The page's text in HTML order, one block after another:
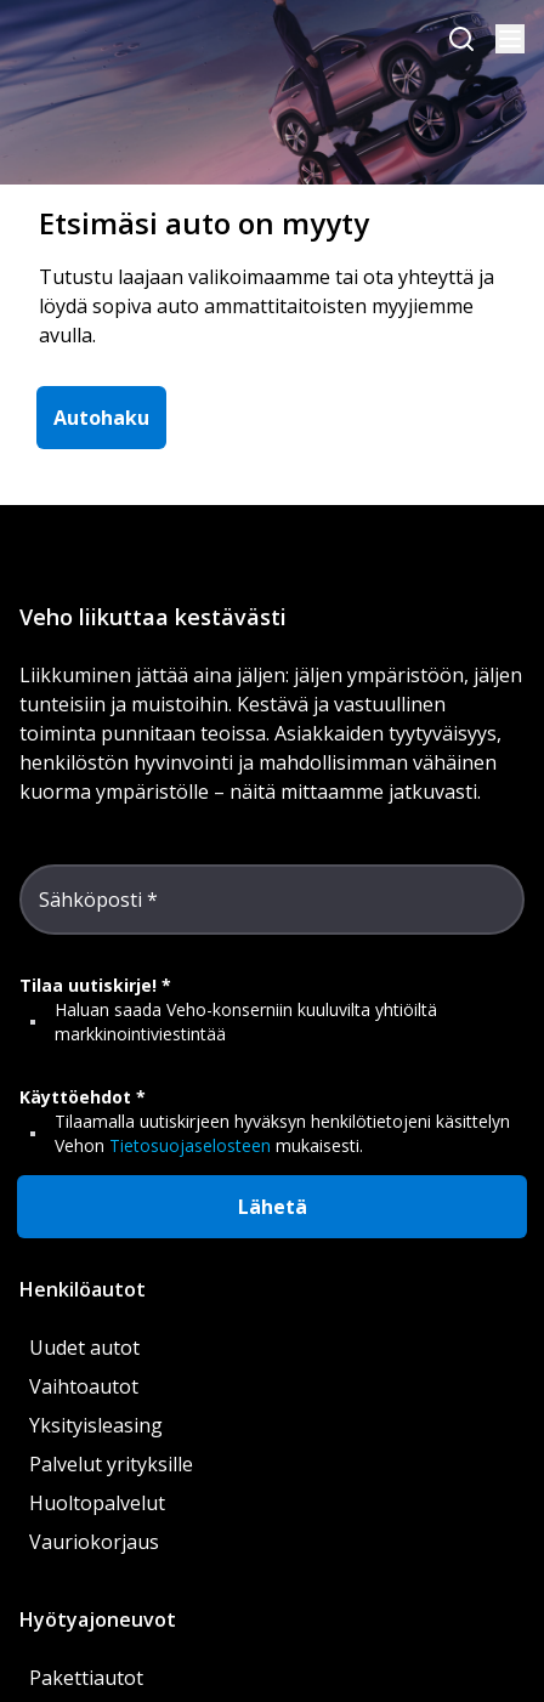
Etsimäsi auto on myyty
Tutustu laajaan valikoimaamme tai ota yhteyttä ja
löydä sopiva auto ammattitaitoisten myyjiemme
avulla.
Autohaku
Veho liikuttaa kestävästi
Liikkuminen jättää aina jäljen: jäljen ympäristöön, jäljen
tunteisiin ja muistoihin. Kestävä ja vastuullinen
toiminta punnitaan teoissa. Asiakkaiden tyytyväisyys,
henkilöstön hyvinvointi ja mahdollisimman vähäinen
kuorma ympäristölle – näitä mittaamme jatkuvasti.
Sähköposti
Tilaa uutiskirje!
Haluan saada Veho-konserniin kuuluvilta yhtiöiltä
markkinointiviestintää
Käyttöehdot
Tilaamalla uutiskirjeen hyväksyn henkilötietojeni käsittelyn
Vehon Tietosuojaselosteen mukaisesti.
Lähetä
Henkilöautot
Uudet autot
Vaihtoautot
Yksityisleasing
Palvelut yrityksille
Huoltopalvelut
Vauriokorjaus
Hyötyajoneuvot
Pakettiautot